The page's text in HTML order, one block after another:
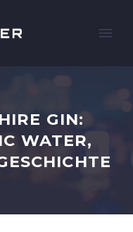
GIN:
WATER,